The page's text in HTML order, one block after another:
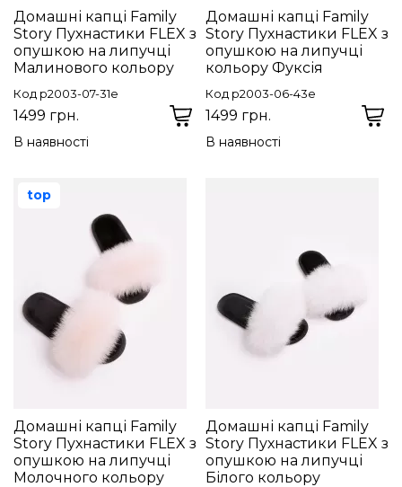
Домашні капці Family
Story Пухнастики FLEX з
опушкою на липучці
Малинового кольору
Код p2003-07-31e
1499 грн.
В наявності
Домашні капці Family
Story Пухнастики FLEX з
опушкою на липучці
кольору Фуксія
Код p2003-06-43e
1499 грн.
В наявності
Домашні капці Family
Story Пухнастики FLEX з
опушкою на липучці
Молочного кольору
top
Домашні капці Family
Story Пухнастики FLEX з
опушкою на липучці
Білого кольору